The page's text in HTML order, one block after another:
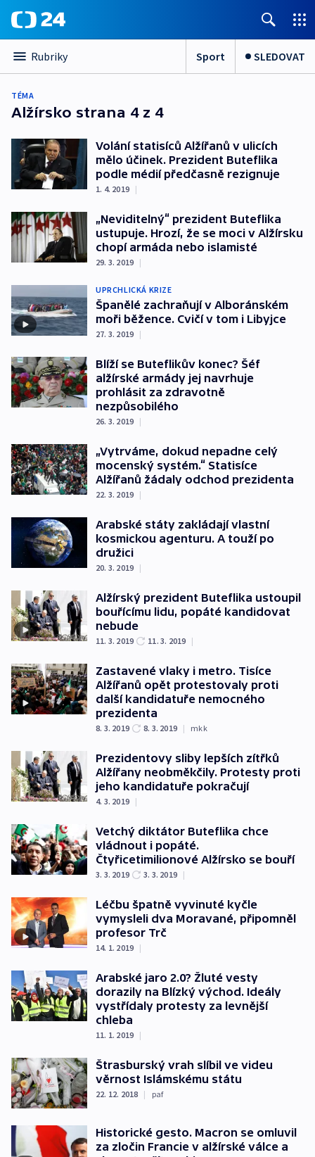
Rubriky Sport SLEDOVAT
TÉMA
Alžírsko strana 4 z 4
Volání statisíců Alžířanů v ulicích
mělo účinek. Prezident Buteflika
podle médií předčasně rezignuje
1. 4. 2019 |
„Neviditelný“ prezident Buteflika
ustupuje. Hrozí, že se moci v Alžírsku
chopí armáda nebo islamisté
29. 3. 2019 |
UPRCHLICKÁ KRIZE
Španělé zachraňují v Alboránském
moři běžence. Cvičí v tom i Libyjce
27. 3. 2019 |
Blíží se Buteflikův konec? Šéf
alžírské armády jej navrhuje
prohlásit za zdravotně
nezpůsobilého
26. 3. 2019 |
„Vytrváme, dokud nepadne celý
mocenský systém.“ Statisíce
Alžířanů žádaly odchod prezidenta
22. 3. 2019 |
Arabské státy zakládají vlastní
kosmickou agenturu. A touží po
družici
20. 3. 2019 |
Alžírský prezident Buteflika ustoupil
bouřícímu lidu, popáté kandidovat
nebude
11. 3. 2019 11. 3. 2019 |
Zastavené vlaky i metro. Tisíce
Alžířanů opět protestovaly proti
další kandidatuře nemocného
prezidenta
8. 3. 2019 8. 3. 2019 | mkk
Prezidentovy sliby lepších zítřků
Alžířany neobměkčily. Protesty proti
jeho kandidatuře pokračují
4. 3. 2019 |
Vetchý diktátor Buteflika chce
vládnout i popáté.
Čtyřicetimilionové Alžírsko se bouří
3. 3. 2019 3. 3. 2019 |
Léčbu špatně vyvinuté kyčle
vymysleli dva Moravané, připomněl
profesor Trč
14. 1. 2019 |
Arabské jaro 2.0? Žluté vesty
dorazily na Blízký východ. Ideály
vystřídaly protesty za levnější
chleba
11. 1. 2019 |
Štrasburský vrah slíbil ve videu
věrnost Islámskému státu
22. 12. 2018 | paf
Historické gesto. Macron se omluvil
za zločin Francie v alžírské válce a